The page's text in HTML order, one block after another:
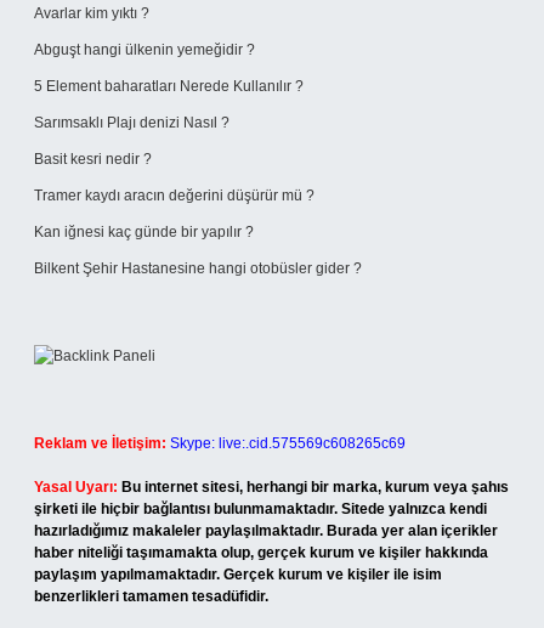
Avarlar kim yıktı ?
Abguşt hangi ülkenin yemeğidir ?
5 Element baharatları Nerede Kullanılır ?
Sarımsaklı Plajı denizi Nasıl ?
Basit kesri nedir ?
Tramer kaydı aracın değerini düşürür mü ?
Kan iğnesi kaç günde bir yapılır ?
Bilkent Şehir Hastanesine hangi otobüsler gider ?
Reklam ve İletişim: Skype: live:.cid.575569c608265c69
Yasal Uyarı: Bu internet sitesi, herhangi bir marka, kurum veya şahıs
şirketi ile hiçbir bağlantısı bulunmamaktadır. Sitede yalnızca kendi
hazırladığımız makaleler paylaşılmaktadır. Burada yer alan içerikler
haber niteliği taşımamakta olup, gerçek kurum ve kişiler hakkında
paylaşım yapılmamaktadır. Gerçek kurum ve kişiler ile isim
benzerlikleri tamamen tesadüfidir.